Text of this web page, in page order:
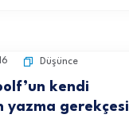
Düşünce
kendi
yazma gerekçesi